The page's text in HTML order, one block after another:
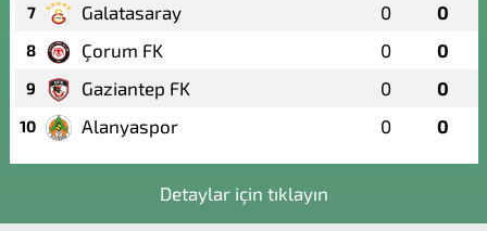
7 Galatasaray 0 0
8 Çorum FK 0 0
9 Gaziantep FK 0 0
10 Alanyaspor 0 0
Detaylar için tıklayın